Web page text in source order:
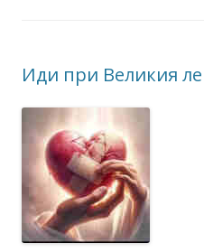
Иди при Великия